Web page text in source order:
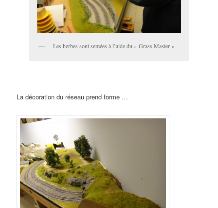
Les herbes sont semées à l’aide du « Grass Master »
La décoration du réseau prend forme …